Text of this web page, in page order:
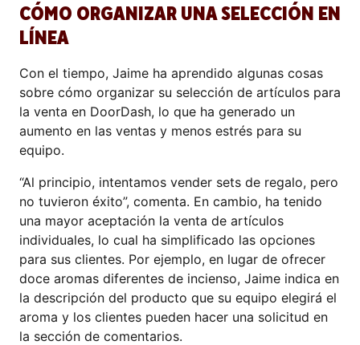
CÓMO ORGANIZAR UNA SELECCIÓN EN
LÍNEA
Con el tiempo, Jaime ha aprendido algunas cosas
sobre cómo organizar su selección de artículos para
la venta en DoorDash, lo que ha generado un
aumento en las ventas y menos estrés para su
equipo.
“Al principio, intentamos vender sets de regalo, pero
no tuvieron éxito”, comenta. En cambio, ha tenido
una mayor aceptación la venta de artículos
individuales, lo cual ha simplificado las opciones
para sus clientes. Por ejemplo, en lugar de ofrecer
doce aromas diferentes de incienso, Jaime indica en
la descripción del producto que su equipo elegirá el
aroma y los clientes pueden hacer una solicitud en
la sección de comentarios.